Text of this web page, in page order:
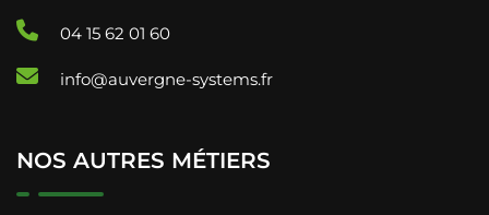
04 15 62 01 60
info@auvergne-systems.fr
NOS AUTRES MÉTIERS